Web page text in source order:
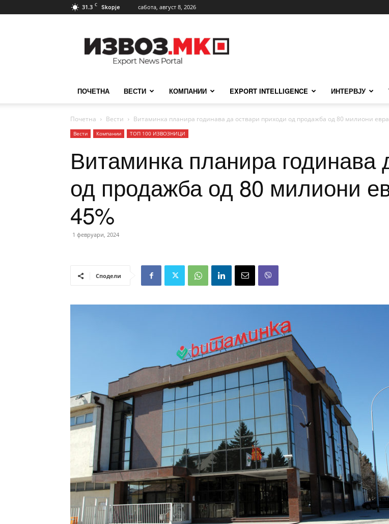
31.3 C Skopje сабота, август 8, 2026
ПОЧЕТНА ВЕСТИ КОМПАНИИ EXPORT INTELLIGENCE ИНТЕРВЈУ
Почетна Вести Витаминка планира годинава да оствари приходи од продажба од 80 милиони
Вести Компании ТОП 100 ИЗВОЗНИЦИ
Витаминка планира годинава
од продажба од 80 милиони
45%
1 февруари, 2024
Сподели